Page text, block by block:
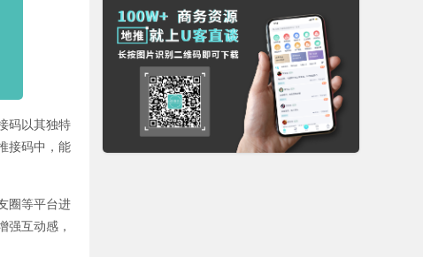
码以其独特
接码中，能
圈等平台进
互动感，